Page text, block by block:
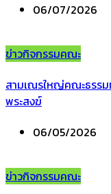
06/07/2026
ข่าวกิจกรรมคณะ
สามเณรใหญ่คณะธรรม
พระสงฆ์
06/05/2026
ข่าวกิจกรรมคณะ